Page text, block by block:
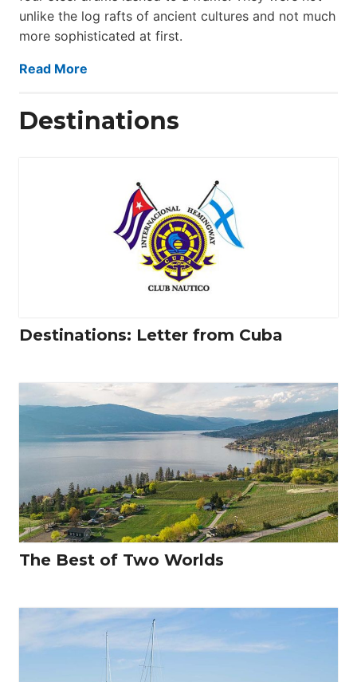
unlike the log rafts of ancient cultures and not much
more sophisticated at first.
Read More
Destinations
Destinations: Letter from Cuba
The Best of Two Worlds